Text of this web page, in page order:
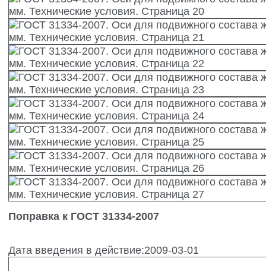
Поправка к ГОСТ 31334-2007
Дата введения в действие:2009-03-01